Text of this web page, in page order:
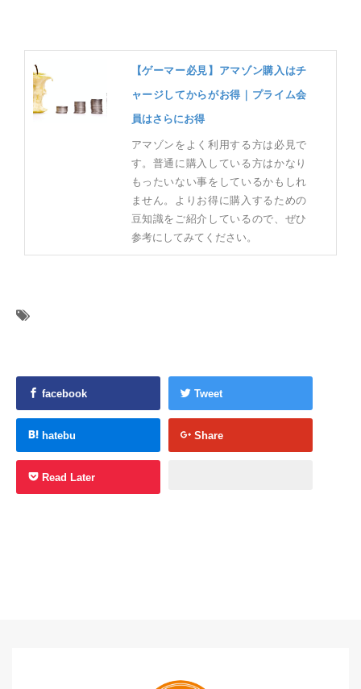
【ゲーマー必見】アマゾン購入はチ
ャージしてからがお得｜プライム会
員はさらにお得
アマゾンをよく利用する方は必見で
す。普通に購入している方はかなり
もったいない事をしているかもしれ
ません。よりお得に購入するための
豆知識をご紹介しているので、ぜひ
参考にしてみてください。
facebook Tweet
hatebu Share
Read Later